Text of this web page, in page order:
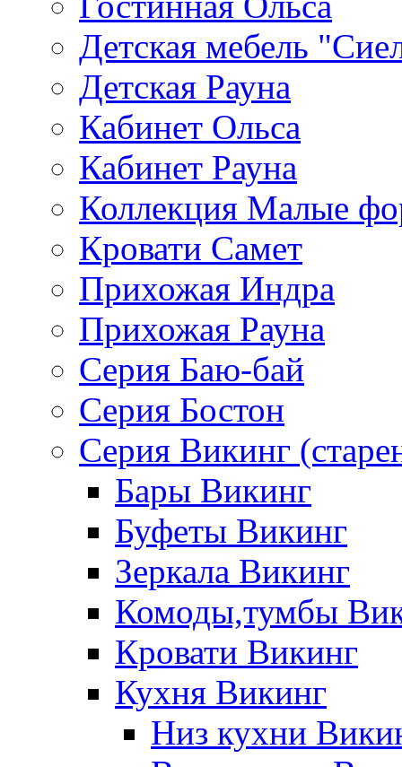
Детская мебель
Детская Рауна
Кабинет Ольса
Кабинет Рауна
Коллекция Малые
Кровати Самет
Прихожая Индра
Прихожая Рауна
Серия Баю-бай
Серия Бостон
Серия Викинг
Бары Викинг
Буфеты Викинг
Зеркала Викинг
Комоды,тумбы
Кровати Викинг
Кухня Викинг
Низ кухни